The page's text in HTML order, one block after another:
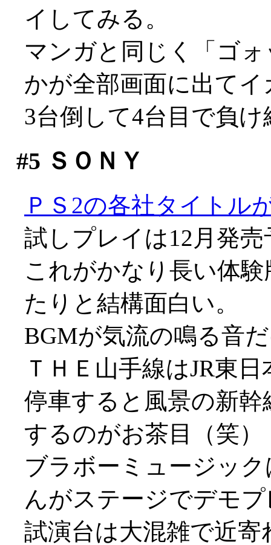
イしてみる。
マンガと同じく「ゴ
かが全部画面に出てイ
3台倒して4台目で負
#5 ＳＯＮＹ
ＰＳ2の各社タイトル
試しプレイは12月発
これがかなり長い体
たりと結構面白い。
BGMが気流の鳴る音
ＴＨＥ山手線はJR東
停車すると風景の新
するのがお茶目（笑）
ブラボーミュージッ
んがステージでデモ
試演台は大混雑で近寄